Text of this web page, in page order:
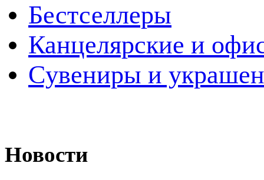
Бестселлеры
Канцелярские и
Cувениры и
Новости